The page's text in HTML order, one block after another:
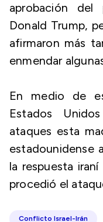
aprobación del
Donald Trump,
afirmaron más
enmendar
En medio de
Estados
ataques esta
estadounidense
la respuesta
procedió el
Conflicto Israel-Irán